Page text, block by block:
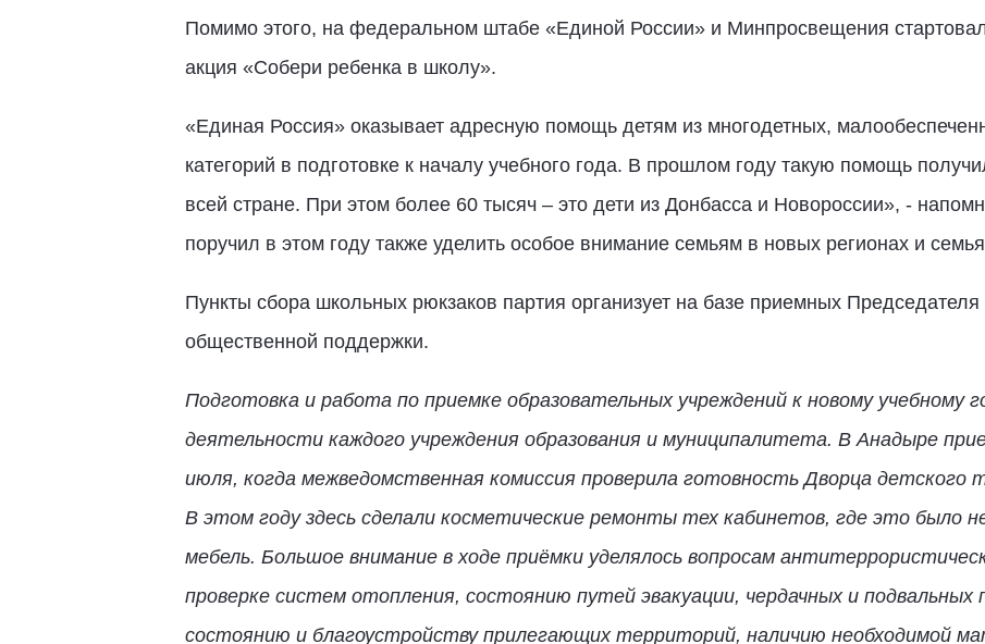
Помимо этого, на федеральном штабе «Единой России» и Минпросвещения
акция «Собери ребенка в школу».
«Единая Россия» оказывает адресную помощь детям из многодетных,
категорий в подготовке к началу учебного года. В прошлом году такую помощь
всей стране. При этом более 60 тысяч – это дети из Донбасса и Новороссии», -
поручил в этом году также уделить особое внимание семьям в новых регионах и
Пункты сбора школьных рюкзаков партия организует на базе приемных
общественной поддержки.
Подготовка и работа по приемке образовательных учреждений к новому учебному
деятельности каждого учреждения образования и муниципалитета. В Анадыре
июля, когда межведомственная комиссия проверила готовность Дворца детского
В этом году здесь сделали косметические ремонты тех кабинетов, где это было
мебель. Большое внимание в ходе приёмки уделялось вопросам
проверке систем отопления, состоянию путей эвакуации, чердачных и
состоянию и благоустройству прилегающих территорий, наличию необходимой